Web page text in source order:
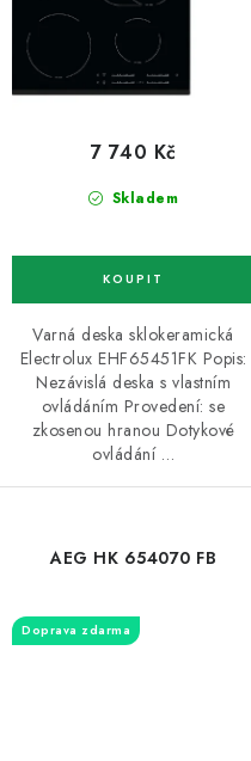
Skladem
7 740 Kč
Varná deska sklokeramická
Electrolux EHF65451FK Popis:
Nezávislá deska s vlastním
ovládáním Provedení: se
zkosenou hranou Dotykové
ovládání …
AEG HK 654070 FB
Doprava zdarma